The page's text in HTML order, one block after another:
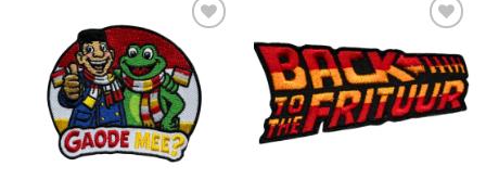
Toevoegen
aan
verlanglijst
aan
verlanglijst